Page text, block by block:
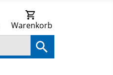
Warenkorb